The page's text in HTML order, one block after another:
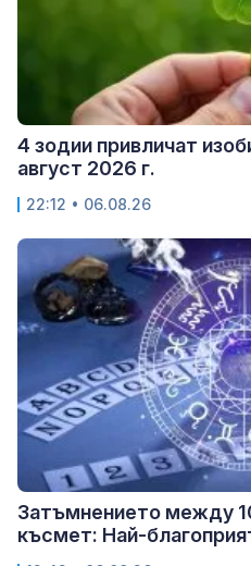
4 зодии привличат
август 2026 г.
22:12 • 06.08.26
Затъмнението между
късмет: Най-